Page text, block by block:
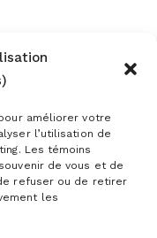
améliorer votre
l’utilisation de
Les témoins
de vous et de
refuser ou de retirer
les